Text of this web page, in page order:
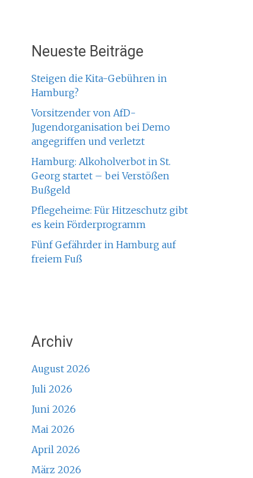
Neueste Beiträge
Steigen die Kita-Gebühren in
Hamburg?
Vorsitzender von AfD-
Jugendorganisation bei Demo
angegriffen und verletzt
Hamburg: Alkoholverbot in St.
Georg startet – bei Verstößen
Bußgeld
Pflegeheime: Für Hitzeschutz gibt
es kein Förderprogramm
Fünf Gefährder in Hamburg auf
freiem Fuß
Archiv
August 2026
Juli 2026
Juni 2026
Mai 2026
April 2026
März 2026